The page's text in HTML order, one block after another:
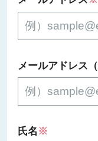
メールアドレス（
氏名 ※